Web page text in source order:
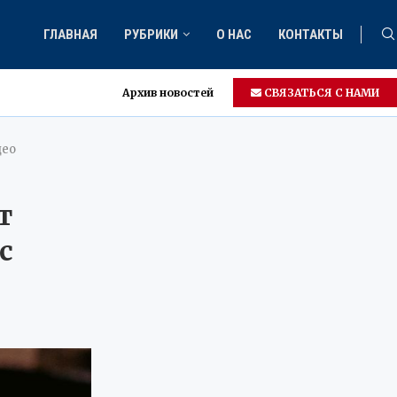
ГЛАВНАЯ РУБРИКИ О НАС КОНТАКТЫ
Архив новостей СВЯЗАТЬСЯ С НАМИ